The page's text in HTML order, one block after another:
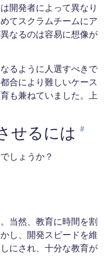
開発者によって異なり
てスクラムチームにア
なるのは容易に想像が
るように人選すべきで
合により難しいケース
も兼ねていました。上
せるには #
しょうか？
当然、教育に時間を割
し、開発スピードを維
にされ、十分な教育が